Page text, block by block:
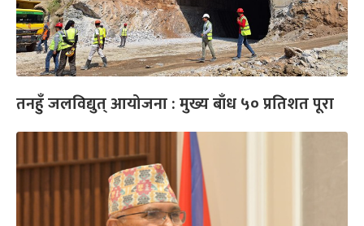
तनहुँ जलविद्युत् आयोजना : मुख्य बाँध ५० प्रतिशत पूरा